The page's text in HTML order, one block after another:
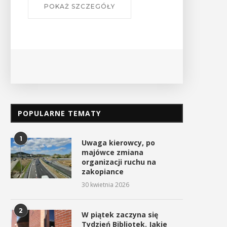
POKAŻ SZCZEGÓŁY
POPULARNE TEMATY
1
Uwaga kierowcy, po
majówce zmiana
organizacji ruchu na
zakopiance
30 kwietnia 2026
2
W piątek zaczyna się
Tydzień Bibliotek. Jakie